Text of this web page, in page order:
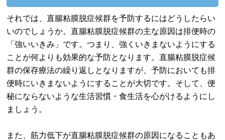
それでは、直腸粘膜脱症候群を予防するにはどうしたらい
いのでしょうか。直腸粘膜脱症候群の主な原因は排便時の
「強いいきみ」です。つまり、強くいきまないようにする
ことが何よりも効果的な予防となります。直腸粘膜脱症候
群の保存療法の繰り返しとなりますが、予防においても排
便時にいきまないようにすることが大切です。そして、便
秘にならないような生活習慣・食生活を心がけるようにし
ましょう。
また、筋力低下が直腸粘膜脱症候群の原因になることもあ